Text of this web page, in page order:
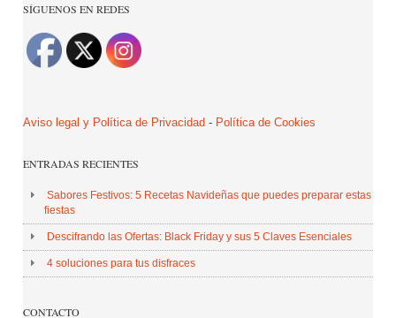
SÍGUENOS EN REDES
Aviso legal y Política de Privacidad - Política de Cookies
ENTRADAS RECIENTES
Sabores Festivos: 5 Recetas Navideñas que puedes preparar estas
fiestas
Descifrando las Ofertas: Black Friday y sus 5 Claves Esenciales
4 soluciones para tus disfraces
CONTACTO